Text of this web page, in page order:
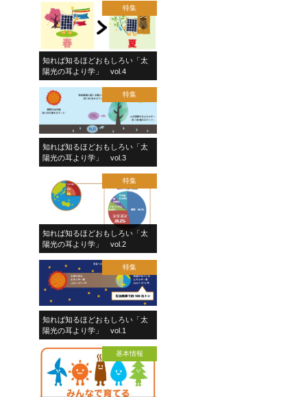
特集
知れば知るほどおもしろい「太
陽光の耳より学」 vol.4
特集
知れば知るほどおもしろい「太
陽光の耳より学」 vol.3
特集
知れば知るほどおもしろい「太
陽光の耳より学」 vol.2
特集
知れば知るほどおもしろい「太
陽光の耳より学」 vol.1
基本情報